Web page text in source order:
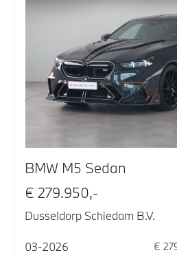
BMW M5 Sedan
€ 279.950,-
Dusseldorp Schiedam B.V.
03-2026 €